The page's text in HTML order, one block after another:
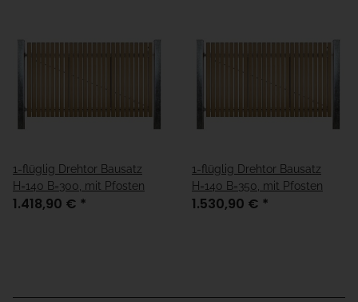
1-flüglig Drehtor Bausatz
H=140 B=300, mit Pfosten
1.418,90 € *
1-flüglig Drehtor Bausatz
H=140 B=350, mit Pfosten
1.530,90 € *